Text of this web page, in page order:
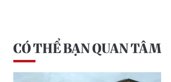
CÓ THỂ BẠN QUAN TÂM